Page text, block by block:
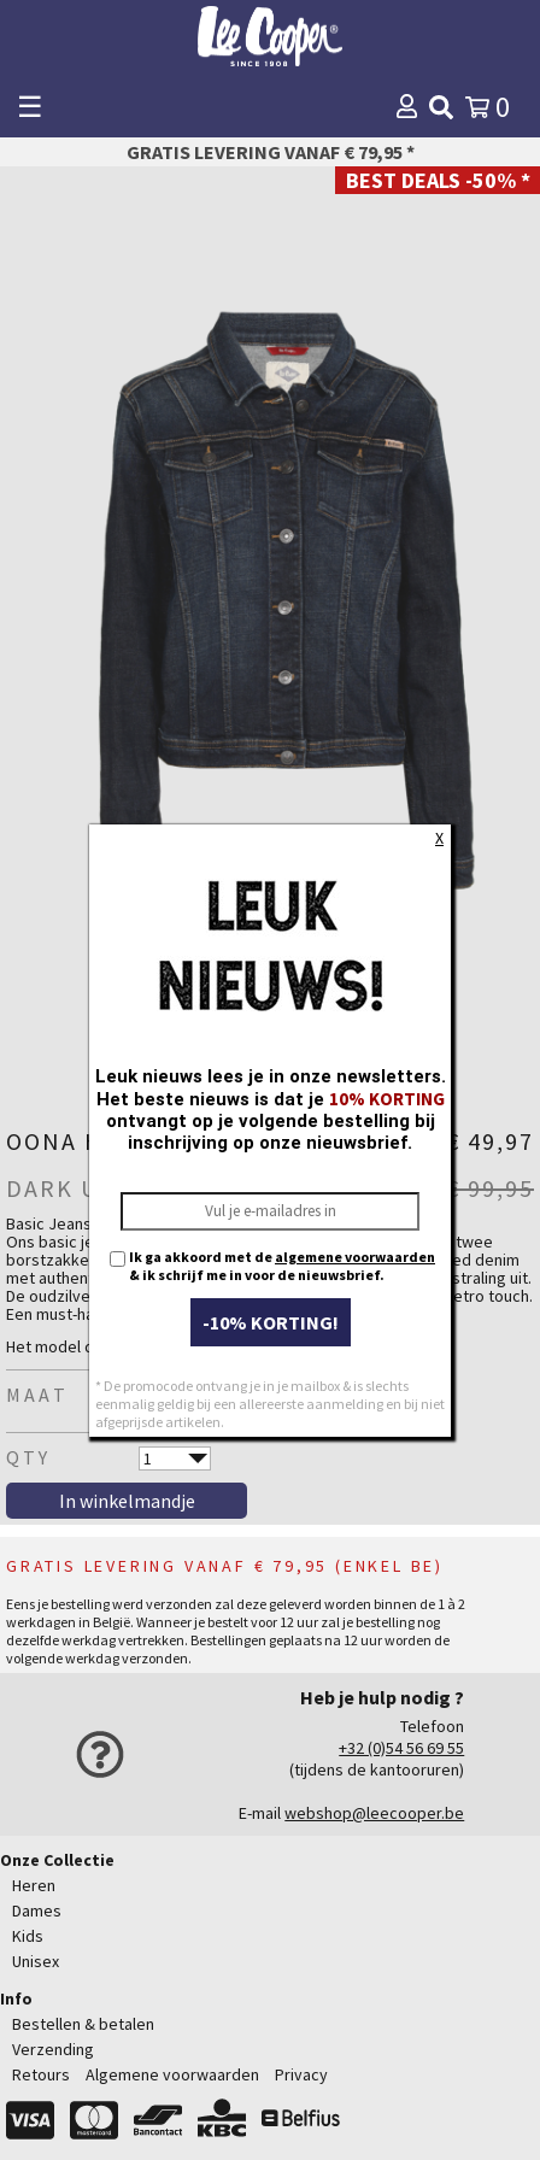
☰ 0
WINKELMANDJE
AFREKENEN
GRATIS LEVERING VANAF € 79,95 *
BEST DEALS -50% *
OONA HAMILTON
€ 49,97
DARK USED
€ 99,95
Basic Jeansjacket – Tijdloze Vintage Look
Ons basic jeansjacket heeft een regular fit en is uitgerust met twee
borstzakken. Gemaakt van een prachtige donkere stonewashed denim
met authentieke fading, straalt deze jas een echte vintage uitstraling uit.
De oudzilveren knopen en rivets geven het geheel een extra retro touch.
Een must-have voor elke denimliefhebber!lees meer...
✔ Regular fit voor een comfortabele pasvorm
✔ Twee functionele borstzakken
✔ Donkere stonewashed denim met authentieke fading
✔ Vintage look met oudzilveren knopen en rivets.
Materiaal
Katoen
99 %
Elastaan
1 %
Het model draagt een Small.
MAAT
QTY
GRATIS LEVERING VANAF € 79,95 (ENKEL BE)
Eens je bestelling werd verzonden zal deze geleverd worden binnen de 1 à 2
werkdagen in België. Wanneer je bestelt voor 12 uur zal je bestelling nog
dezelfde werkdag vertrekken. Bestellingen geplaats na 12 uur worden de
volgende werkdag verzonden.
Heb je hulp nodig ?
Telefoon
+32 (0)54 56 69 55
(tijdens de kantooruren)
E-mailwebshop@leecooper.be
Onze Collectie
Heren
Dames
Kids
Unisex
Info
Bestellen & betalen
Verzending
Retours
Algemene voorwaarden Privacy
X
Leuk nieuws lees je in onze newsletters.
Het beste nieuws is dat je 10% KORTING
ontvangt op je volgende bestelling bij
inschrijving op onze nieuwsbrief.
Ik ga akkoord met de algemene voorwaarden
& ik schrijf me in voor de nieuwsbrief.
-10% KORTING!
* De promocode ontvang je in je mailbox & is slechts
eenmalig geldig bij een allereerste aanmelding en bij niet
afgeprijsde artikelen.